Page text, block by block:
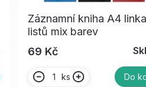
Záznamní kniha A4
listů mix barev
69 Kč
ks Do